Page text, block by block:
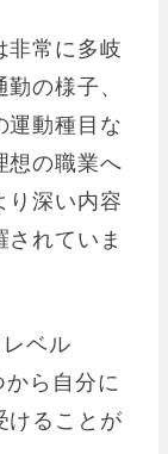
非常に多岐
の様子、
運動種目な
想の職業へ
り深い内容
れていま
ベル
ら自分に
けることが